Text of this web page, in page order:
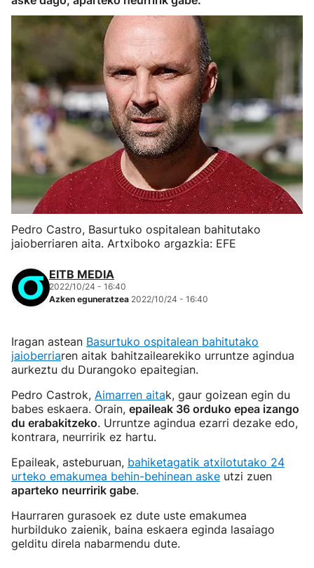
Pedro Castro, Basurtuko ospitalean bahitutako
jaioberriaren aita. Artxiboko argazkia: EFE
EITB MEDIA
2022/10/24 - 16:40
Azken eguneratzea 2022/10/24 - 16:40
Iragan astean Basurtuko ospitalean bahitutako
jaioberriaren aitak bahitzailearekiko urruntze agindua
aurkeztu du Durangoko epaitegian.
Pedro Castrok, Aimarren aitak, gaur goizean egin du
babes eskaera. Orain, epaileak 36 orduko epea izango
du erabakitzeko. Urruntze agindua ezarri dezake edo,
kontrara, neurririk ez hartu.
Epaileak, asteburuan, bahiketagatik atxilotutako 24
urteko emakumea behin-behinean aske utzi zuen
aparteko neurririk gabe.
Haurraren gurasoek ez dute uste emakumea
hurbilduko zaienik, baina eskaera eginda lasaiago
gelditu direla nabarmendu dute.